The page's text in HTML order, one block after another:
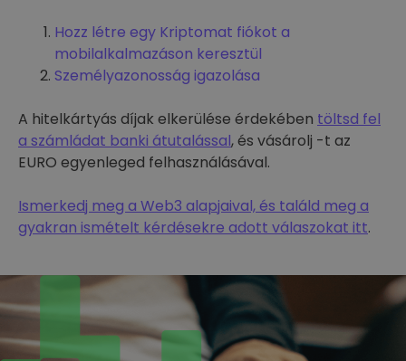
Hozz létre egy Kriptomat fiókot a
mobilalkalmazáson keresztül
Személyazonosság igazolása
A hitelkártyás díjak elkerülése érdekében töltsd fel
a számládat banki átutalással, és vásárolj -t az
EURO egyenleged felhasználásával.
Ismerkedj meg a Web3 alapjaival, és találd meg a
gyakran ismételt kérdésekre adott válaszokat itt.